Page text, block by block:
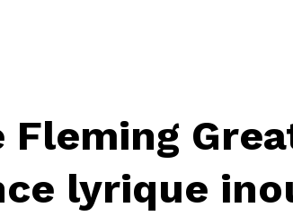
Fleming
lyrique